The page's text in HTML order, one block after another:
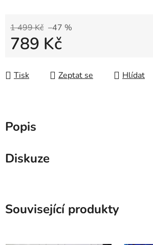
1 499 Kč –47 %
789 Kč
Tisk
Zeptat se Hlídat
Popis
Diskuze
Související produkty